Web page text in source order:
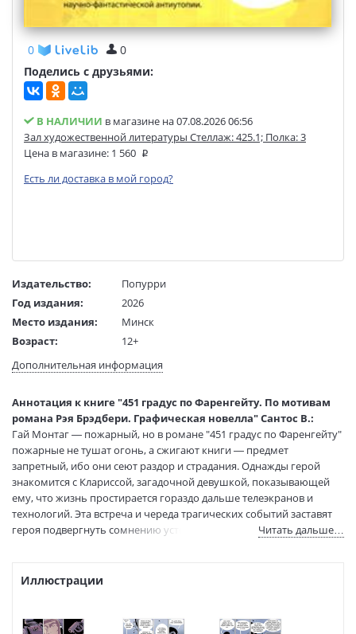
0
0
Поделись с друзьями:
В НАЛИЧИИ в магазине на 07.08.2026 06:56
Зал художественной литературы Стеллаж: 425.1; Полка: 3
Цена в магазине: 1 560
Есть ли доставка в мой город?
Издательство:
Попурри
Год издания:
2026
Место издания:
Минск
Возраст:
12+
Язык текста:
русский
Перевод:
Бирюкова Екатерина
Тип обложки:
Интегральный
Формат:
84х108 1/16
Размеры в мм
(ДхШхВ):
255x185x10
Вес:
520 гр.
Страниц:
160
Тираж:
2500 экз.
ISBN:
Дополнительная информация
Аннотация к книге "451 градус по Фаренгейту. По мотивам
романа Рэя Брэдбери. Графическая новелла" Сантос В.:
Гай Монтаг — пожарный, но в романе "451 градус по Фаренгейту"
пожарные не тушат огонь, а сжигают книги — предмет
запретный, ибо они сеют раздор и страдания. Однажды герой
знакомится с Клариссой, загадочной девушкой, показывающей
ему, что жизнь простирается гораздо дальше телеэкранов и
технологий. Эта встреча и череда трагических событий заставят
героя подвергнуть сомнению устои вялого, бездеятельного
них жизнь?
Читать дальше…
Иллюстрации